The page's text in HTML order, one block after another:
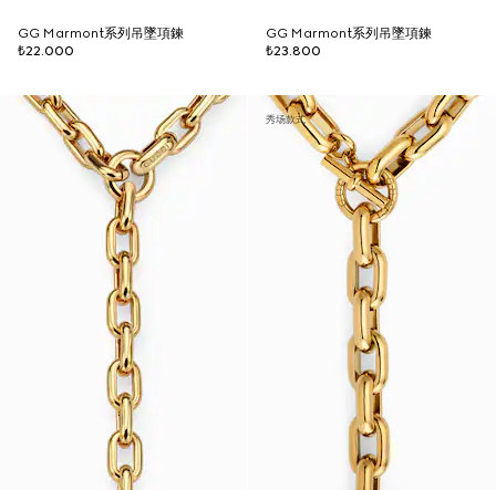
GG Marmont系列吊墜項鍊
₺22.000
GG Marmont系列吊墜項鍊
₺23.800
秀场款式